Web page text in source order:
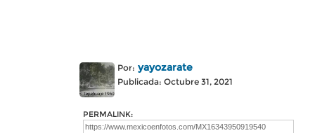
Por: yayozarate
Publicada: Octubre 31, 2021
PERMALINK: